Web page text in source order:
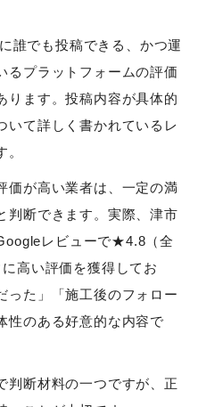
誰でも投稿できる、かつ運
るプラットフォームの評価
ります。投稿内容が具体的
いて詳しく書かれているレ
価が高い業者は、一定の満
判断できます。実際、津市
レビューで★4.8（全
高い評価を獲得してお
った」「施工後のフォロー
性のある好意的な内容で
判断材料の一つですが、正